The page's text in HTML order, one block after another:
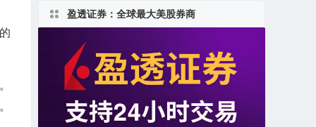
盈透证券：全球最大美股券商